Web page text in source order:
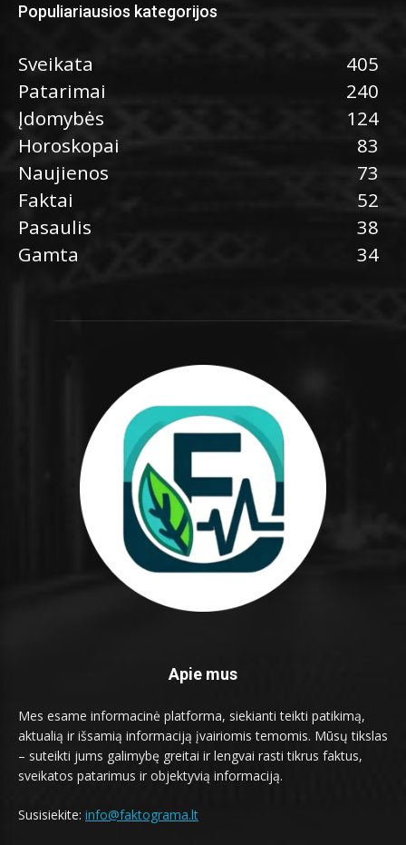
Populiariausios kategorijos
Sveikata
405
Patarimai
240
Įdomybės
124
Horoskopai
83
Naujienos
73
Faktai
52
Pasaulis
38
Gamta
34
Apie mus
Mes esame informacinė platforma, siekianti teikti patikimą,
aktualią ir išsamią informaciją įvairiomis temomis. Mūsų tikslas
– suteikti jums galimybę greitai ir lengvai rasti tikrus faktus,
sveikatos patarimus ir objektyvią informaciją.
Susisiekite: info@faktograma.lt